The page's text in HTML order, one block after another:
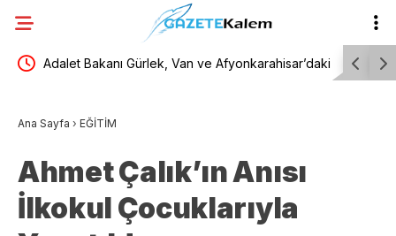
Adalet Bakanı Gürlek, Van ve Afyonkarahisar’daki Muğla,
Ana Sayfa › EĞİTİM
Ahmet Çalık’ın Anısı
İlkokul Çocuklarıyla